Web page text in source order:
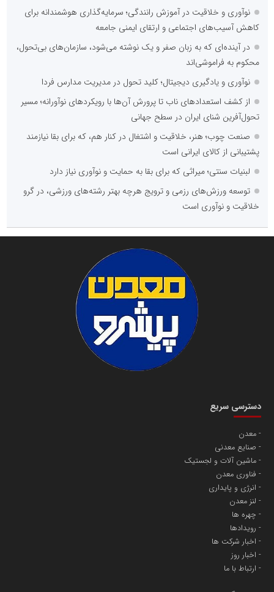
نوآوری و خلاقیت در آموزش رانندگی؛ سرمایه‌گذاری هوشمندانه برای
کاهش آسیب‌های اجتماعی و ارتقای ایمنی جامعه
در آینده‌ای که به زبان صفر و یک نوشته می‌شود، سازمان‌های بی‌تحول،
محکوم به فراموشی‌اند
نوآوری و یادگیری دیجیتال؛ کلید تحول در مدیریت مدارس فردا
از کشف استعدادهای ناب تا پرورش آن‌ها با رویکردهای نوآورانه؛ مسیر
تحول‌آفرین شنای ایران در سطح جهانی
صنعت چوب؛ هنر، خلاقیت و اشتغال در کنار هم، که برای بقا نیازمند
پشتیبانی از کالای ایرانی است
لبنیات سنتی؛ میراثی که برای بقا به حمایت و نوآوری نیاز دارد
توسعه ورزش‌های رزمی و ترویج هرچه بهتر رشته‌های ورزشی، در گرو
خلاقیت و نوآوری است
دسترسی سریع
معدن
صنایع معدنی
ماشین آلات و لجستیک
فناوری معدن
انرژی و پایداری
لنز معدن
چهره ها
رویدادها
اخبار شرکت ها
اخبار روز
ارتباط با ما